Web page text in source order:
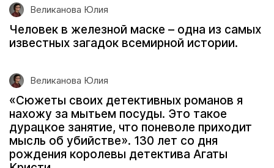
Великанова Юлия
Человек в железной маске – одна из самых
известных загадок всемирной истории.
Великанова Юлия
«Сюжеты своих детективных романов я
нахожу за мытьем посуды. Это такое
дурацкое занятие, что поневоле приходит
мысль об убийстве». 130 лет со дня
рождения королевы детектива Агаты